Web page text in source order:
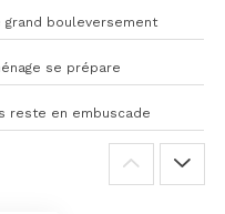
grand bouleversement
se prépare
reste en embuscade